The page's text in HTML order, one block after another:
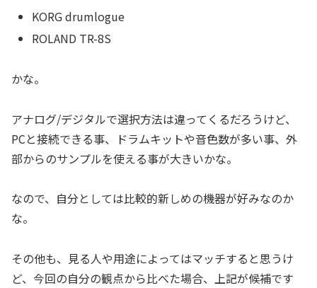
KORG drumlogue
ROLAND TR-8S
かな。
アナログ/デジタルで選択方法は違ってくるだろうけど、
PCと接続できる事、ドラムキットや音色数が多い事、外
部からのサンプルを使える事が大きいかな。
なので、自分としては比較的新しめの機器が好みなのか
な。
その他も、見る人や用途によってはマッチすると思うけ
ど、今回の自分の観点から比べた場合、上記が候補です